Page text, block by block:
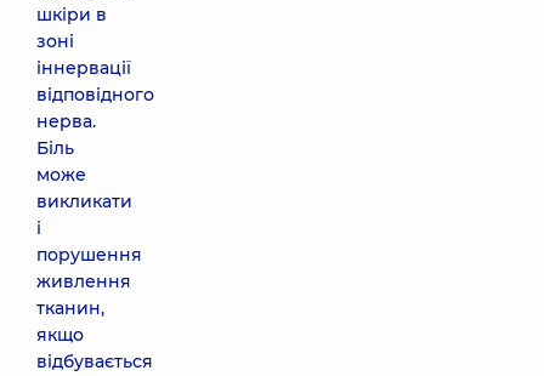
шкіри в
зоні
іннервації
відповідного
нерва.
Біль
може
викликати
і
порушення
живлення
тканин,
якщо
відбувається